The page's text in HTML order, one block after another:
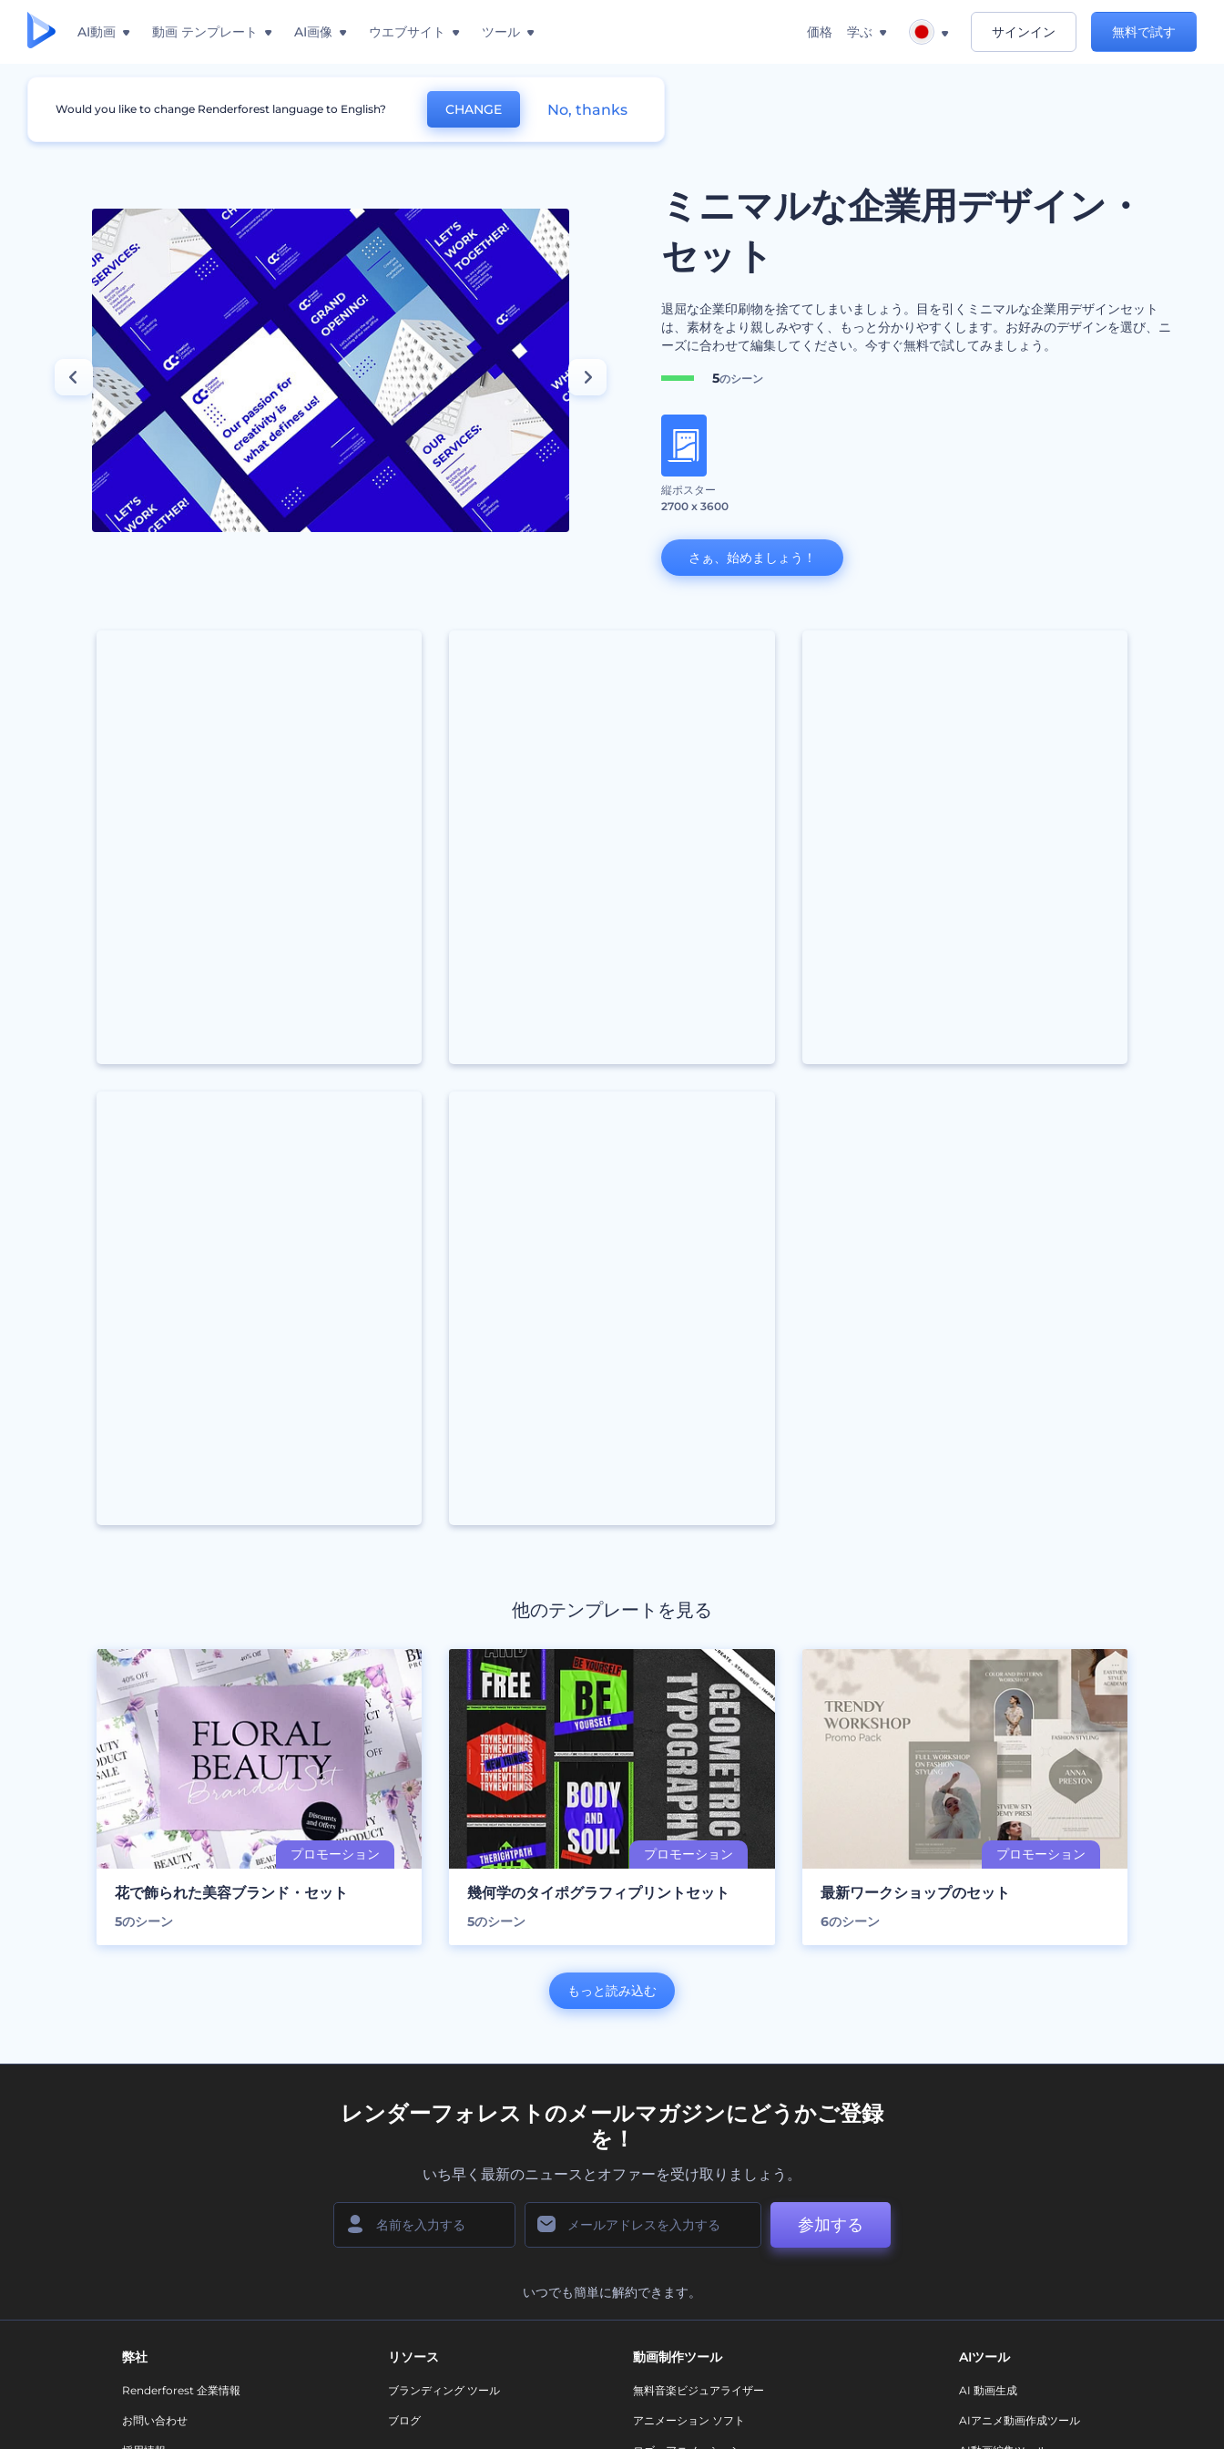
AI動画 動画 テンプレート AI画像 ウエブサイト ツール 価格 学ぶ サインイン 無料で試す
グラフィック ポスター ミニマルな企業用デザイン・セット
ミニマルな企業用デザイン・
セット
退屈な企業印刷物を捨ててしまいましょう。目を引くミニマルな企業用デザインセット
は、素材をより親しみやすく、もっと分かりやすくします。お好みのデザインを選び、ニ
ーズに合わせて編集してください。今すぐ無料で試してみましょう。
5のシーン
縦ポスター
2700 x 3600
さぁ、始めましょう！
他のテンプレートを見る
花で飾られた美容ブランド・セット
5のシーン
幾何学のタイポグラフィプリントセット
5のシーン
最新ワークショップのセット
6のシーン
もっと読み込む
レンダーフォレストのメールマガジンにどうかご登録
を！
いち早く最新のニュースとオファーを受け取りましょう。
参加する
いつでも簡単に解約できます。
弊社
Renderforest 企業情報
お問い合わせ
リソース
ブランディング ツール
ブログ
動画制作ツール
無料音楽ビジュアライザー
アニメーション ソフト
AIツール
AI 動画生成
AIアニメ動画作成ツール
Would you like to change Renderforest language to English? CHANGE No, thanks